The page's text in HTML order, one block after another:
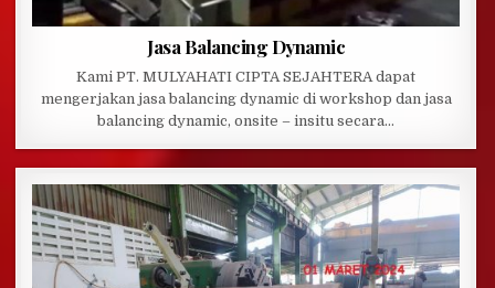
Jasa Balancing Dynamic
Kami PT. MULYAHATI CIPTA SEJAHTERA dapat
mengerjakan jasa balancing dynamic di workshop dan jasa
balancing dynamic, onsite – insitu secara…